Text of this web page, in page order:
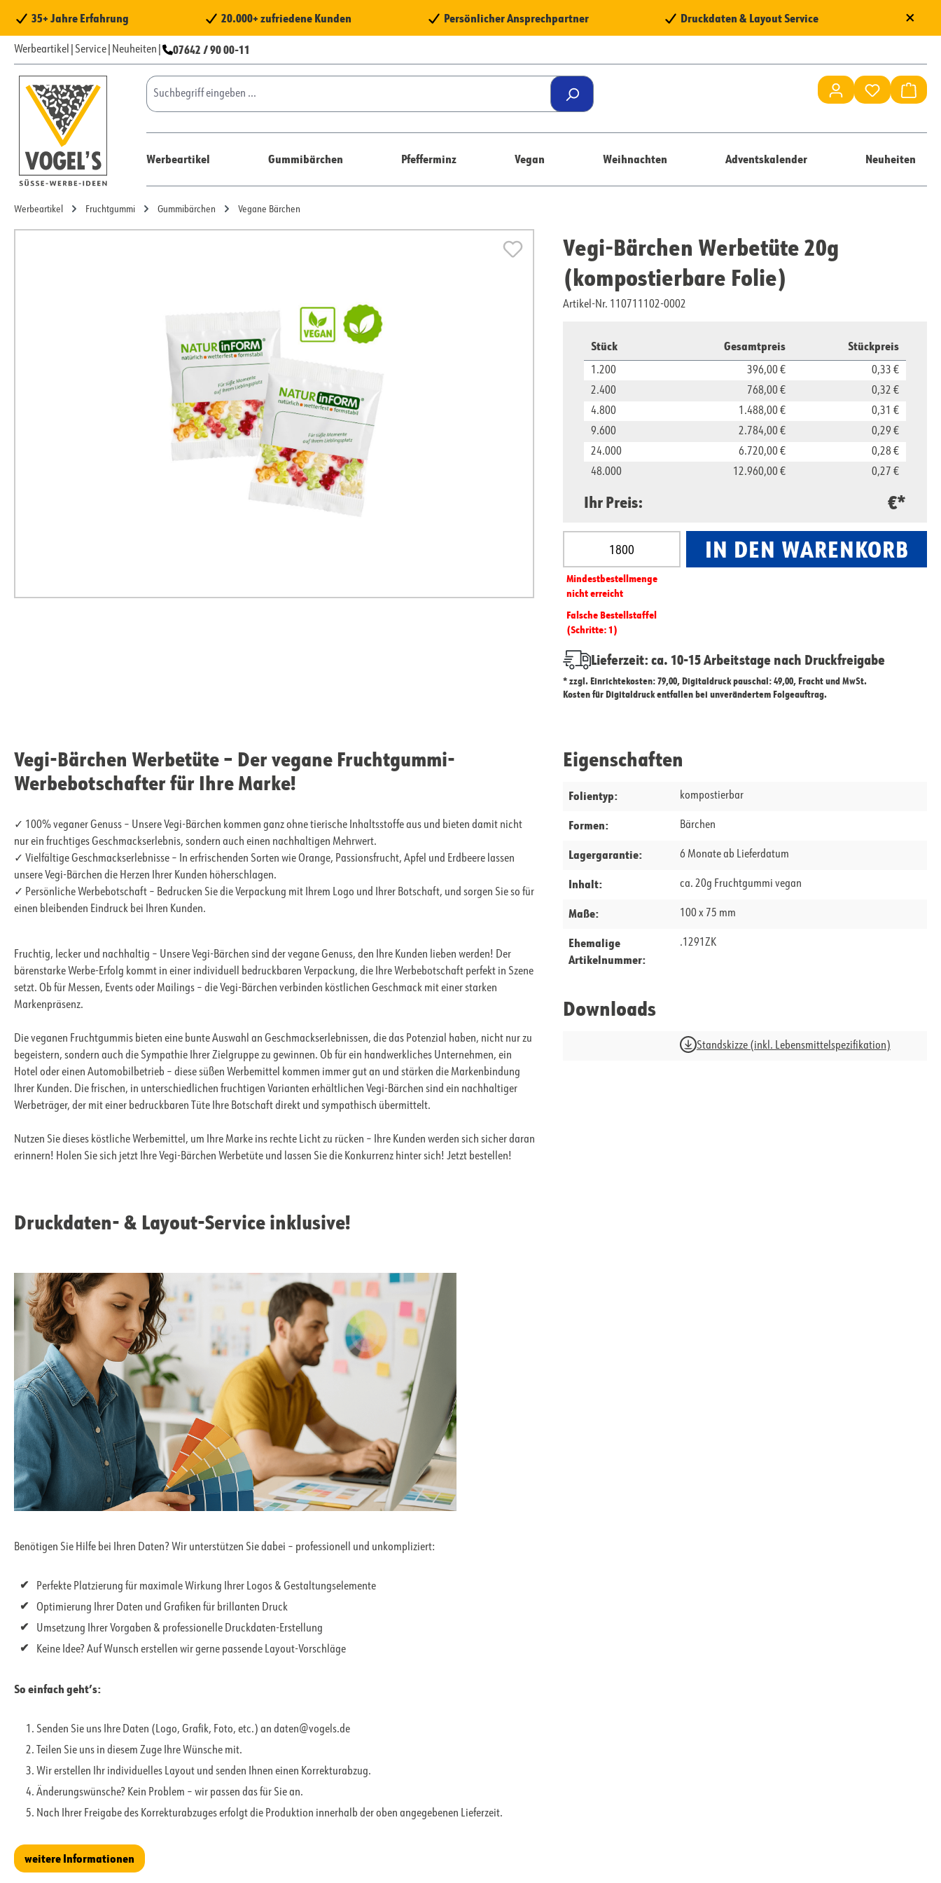
Hauptinhalt springen
Zur Suche springen
Zur Hauptnavigation springen
35+ Jahre Erfahrung 20.000+ zufriedene Kunden Persönlicher Ansprechpartner Druckdaten & Layout Service ×
Werbeartikel Service Neuheiten 07642 / 90 00-11
Du hast 0
Werbeartikel Gummibärchen Pfefferminz Vegan Weihnachten Adventskalender Neuheiten
Werbeartikel Fruchtgummi Gummibärchen Vegane Bärchen
Vegi-Bärchen Werbetüte 20g
(kompostierbare Folie)
Artikel-Nr. 110711102-0002
Stück Gesamtpreis Stückpreis
1.200 396,00 €
0,33 €
2.400
768,00 €
0,32 €
4.800
1.488,00 €
0,31 €
9.600
2.784,00 €
0,29 €
24.000
6.720,00 €
0,28 €
48.000
12.960,00 € 0,27 €
Ihr Preis: €*
Produkt Anzahl: Gib den gewünschten Wert ein oder
Mindest­­bestell­­menge
nicht erreicht
Falsche Bestellstaffel
(Schritte: 1)
IN DEN WARENKORB
Lieferzeit: ca. 10-15 Arbeitstage nach Druckfreigabe
* zzgl. Einrichtekosten: 79,00, Digitaldruck pauschal: 49,00, Fracht und MwSt.
Kosten für Digitaldruck entfallen bei unverändertem Folgeauftrag.
Vegi-Bärchen Werbetüte – Der vegane Fruchtgummi-
Werbebotschafter für Ihre Marke!
✓ 100% veganer Genuss – Unsere Vegi-Bärchen kommen ganz ohne tierische Inhaltsstoffe aus und bieten damit nicht
nur ein fruchtiges Geschmackserlebnis, sondern auch einen nachhaltigen Mehrwert.
✓ Vielfältige Geschmackserlebnisse – In erfrischenden Sorten wie Orange, Passionsfrucht, Apfel und Erdbeere lassen
unsere Vegi-Bärchen die Herzen Ihrer Kunden höherschlagen.
✓ Persönliche Werbebotschaft – Bedrucken Sie die Verpackung mit Ihrem Logo und Ihrer Botschaft, und sorgen Sie so für
einen bleibenden Eindruck bei Ihren Kunden.
Fruchtig, lecker und nachhaltig – Unsere Vegi-Bärchen sind der vegane Genuss, den Ihre Kunden lieben werden! Der
bärenstarke Werbe-Erfolg kommt in einer individuell bedruckbaren Verpackung, die Ihre Werbebotschaft perfekt in Szene
setzt. Ob für Messen, Events oder Mailings – die Vegi-Bärchen verbinden köstlichen Geschmack mit einer starken
Markenpräsenz.
Die veganen Fruchtgummis bieten eine bunte Auswahl an Geschmackserlebnissen, die das Potenzial haben, nicht nur zu
begeistern, sondern auch die Sympathie Ihrer Zielgruppe zu gewinnen. Ob für ein handwerkliches Unternehmen, ein
Hotel oder einen Automobilbetrieb – diese süßen Werbemittel kommen immer gut an und stärken die Markenbindung
Ihrer Kunden. Die frischen, in unterschiedlichen fruchtigen Varianten erhältlichen Vegi-Bärchen sind ein nachhaltiger
Werbeträger, der mit einer bedruckbaren Tüte Ihre Botschaft direkt und sympathisch übermittelt.
Nutzen Sie dieses köstliche Werbemittel, um Ihre Marke ins rechte Licht zu rücken – Ihre Kunden werden sich sicher daran
erinnern! Holen Sie sich jetzt Ihre Vegi-Bärchen Werbetüte und lassen Sie die Konkurrenz hinter sich! Jetzt bestellen!
Eigenschaften
Folientyp: kompostierbar
Formen: Bärchen
Lagergarantie: 6 Monate ab Lieferdatum
Inhalt: ca. 20g Fruchtgummi vegan
Maße: 100 x 75 mm
Ehemalige
Artikelnummer:
.1291ZK
Downloads
Standskizze (inkl. Lebensmittelspezifikation)
Druckdaten- & Layout-Service inklusive!
Benötigen Sie Hilfe bei Ihren Daten? Wir unterstützen Sie dabei – professionell und unkompliziert:
Perfekte Platzierung für maximale Wirkung Ihrer Logos & Gestaltungselemente
Optimierung Ihrer Daten und Grafiken für brillanten Druck
Umsetzung Ihrer Vorgaben & professionelle Druckdaten-Erstellung
Keine Idee? Auf Wunsch erstellen wir gerne passende Layout-Vorschläge
So einfach geht’s:
Senden Sie uns Ihre Daten (Logo, Grafik, Foto, etc.) an daten@vogels.de
Teilen Sie uns in diesem Zuge Ihre Wünsche mit.
Wir erstellen Ihr individuelles Layout und senden Ihnen einen Korrekturabzug.
Änderungswünsche? Kein Problem – wir passen das für Sie an.
Nach Ihrer Freigabe des Korrekturabzuges erfolgt die Produktion innerhalb der oben angegebenen Lieferzeit.
weitere Informationen